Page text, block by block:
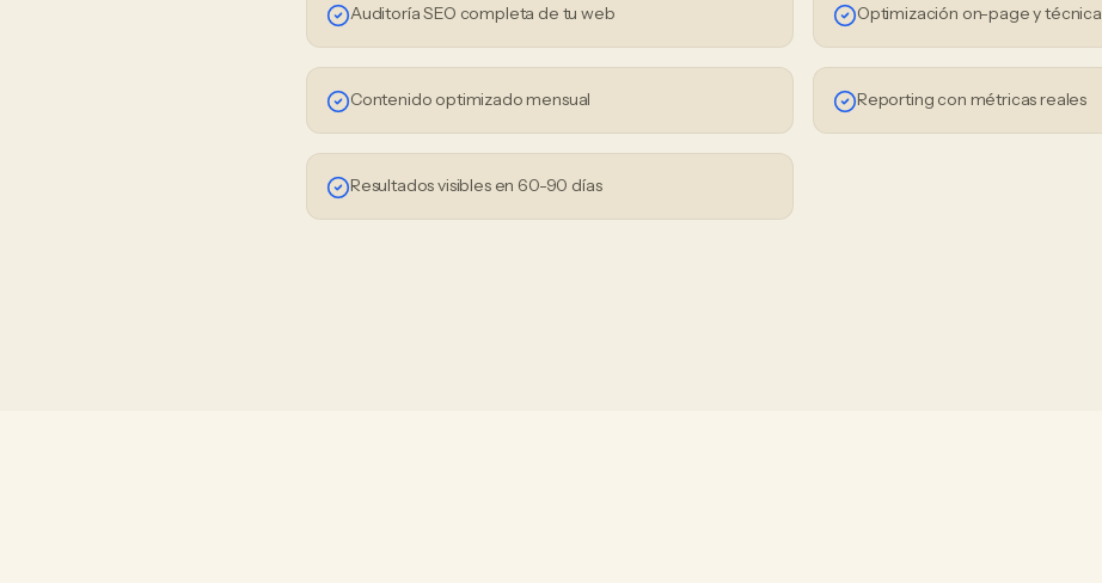
Auditoría SEO completa de tu web Optimización on-page y técnica
Contenido optimizado mensual Reporting con métricas reales
Resultados visibles en 60-90 días